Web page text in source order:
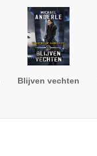
Blijven vechten